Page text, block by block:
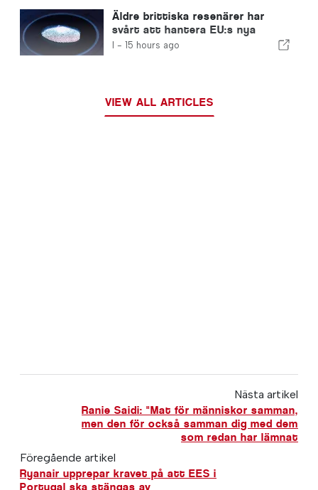
Äldre brittiska resenärer har
svårt att hantera EU:s nya
fingeravtryckskontroller
I - 15 hours ago
VIEW ALL ARTICLES
Nästa artikel
Ranie Saidi: "Mat för människor samman,
men den för också samman dig med dem
som redan har lämnat
Föregående artikel
Ryanair upprepar kravet på att EES i
Portugal ska stängas av